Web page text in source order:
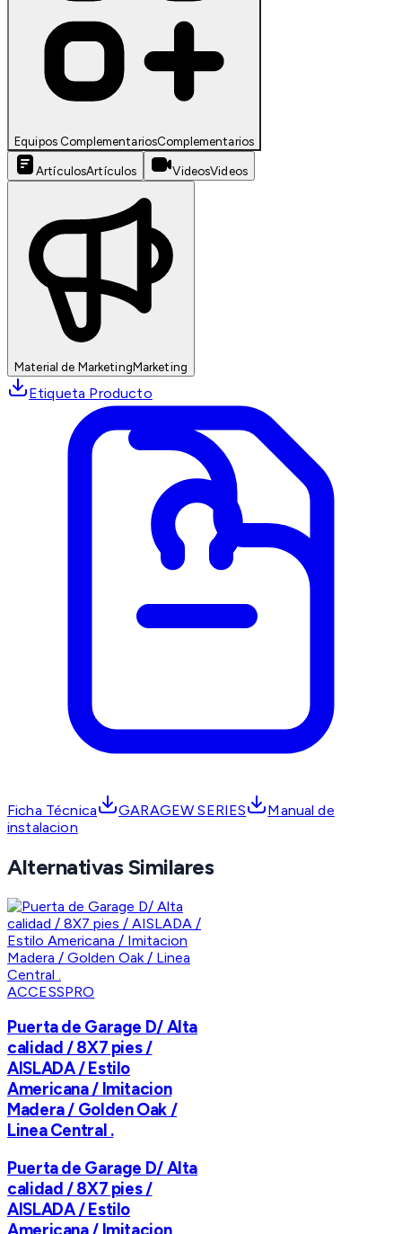
Equipos ComplementariosComplementarios
ArtículosArtículos VideosVideos
Material de MarketingMarketing
Etiqueta Producto
Ficha Técnica GARAGEW SERIES
Manual de
instalacion
Alternativas Similares
ACCESSPRO
Puerta de Garage D/ Alta
calidad / 8X7 pies /
AISLADA / Estilo
Americana / Imitacion
Madera / Golden Oak /
Linea Central .
Puerta de Garage D/ Alta
calidad / 8X7 pies /
AISLADA / Estilo